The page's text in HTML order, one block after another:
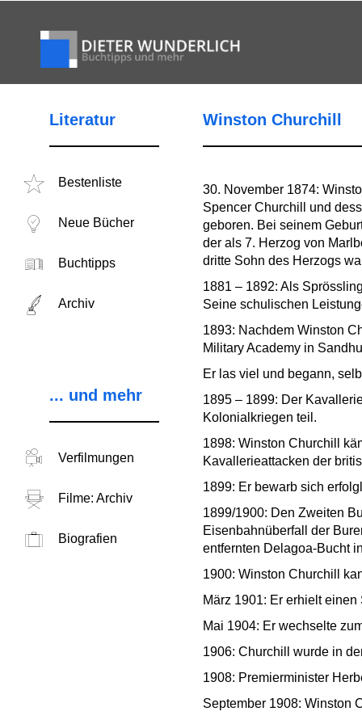
Literatur
Bestenliste
Neue Bücher
Buchtipps
Archiv
... und mehr
Verfilmungen
Filme: Archiv
Biografien
Winston Churchill
30. November 1874:
Spencer Churchill und
geboren. Bei seinem
der als 7. Herzog von
dritte Sohn des Herzogs
1881 – 1892: Als
Seine schulischen
1893: Nachdem Winston
Military Academy in
Er las viel und begann,
1895 – 1899: Der
Kolonialkriegen teil.
1898: Winston Churchill
Kavallerieattacken der
1899: Er bewarb sich
1899/1900: Den Zweiten
Eisenbahnüberfall der
entfernten Delagoa-Bucht
1900: Winston Churchill
März 1901: Er erhielt
Mai 1904: Er wechselte
1906: Churchill wurde in
1908: Premierminister
September 1908: Winston